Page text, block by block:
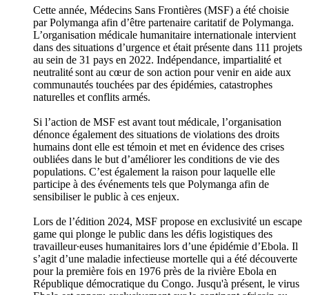
Cette année, Médecins Sans Frontières (MSF) a été choisie
par Polymanga afin d’être partenaire caritatif de Polymanga.
L’organisation médicale humanitaire internationale intervient
dans des situations d’urgence et était présente dans 111 projets
au sein de 31 pays en 2022. Indépendance, impartialité et
neutralité sont au cœur de son action pour venir en aide aux
communautés touchées par des épidémies, catastrophes
naturelles et conflits armés.
Si l’action de MSF est avant tout médicale, l’organisation
dénonce également des situations de violations des droits
humains dont elle est témoin et met en évidence des crises
oubliées dans le but d’améliorer les conditions de vie des
populations. C’est également la raison pour laquelle elle
participe à des événements tels que Polymanga afin de
sensibiliser le public à ces enjeux.
Lors de l’édition 2024, MSF propose en exclusivité un escape
game qui plonge le public dans les défis logistiques des
travailleur∙euses humanitaires lors d’une épidémie d’Ebola. Il
s’agit d’une maladie infectieuse mortelle qui a été découverte
pour la première fois en 1976 près de la rivière Ebola en
République démocratique du Congo. Jusqu'à présent, le virus